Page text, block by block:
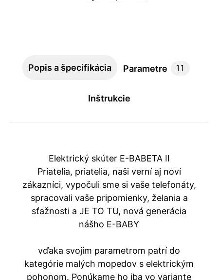
Popis a špecifikácia Parametre 11
Inštrukcie
Elektrický skúter E-BABETA II
Priatelia, priatelia, naši verní aj noví
zákazníci, vypočuli sme si vaše telefonáty,
spracovali vaše pripomienky, želania a
sťažnosti a JE TO TU, nová generácia
nášho E-BABY
vďaka svojim parametrom patrí do
kategórie malých mopedov s elektrickým
pohonom. Ponúkame ho iba vo variante